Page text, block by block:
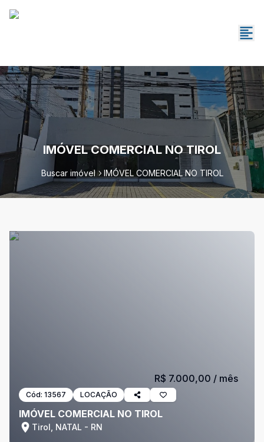
IMÓVEL COMERCIAL NO TIROL
Buscar imóvel IMÓVEL COMERCIAL NO TIROL
Cód: 13567 LOCAÇÃO
IMÓVEL COMERCIAL NO TIROL
Tirol, NATAL - RN
R$ 7.000,00 / mês